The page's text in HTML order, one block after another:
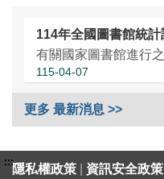
115-04-07
更多 最新消息 >>
:::隱私權政策 資訊安全政策